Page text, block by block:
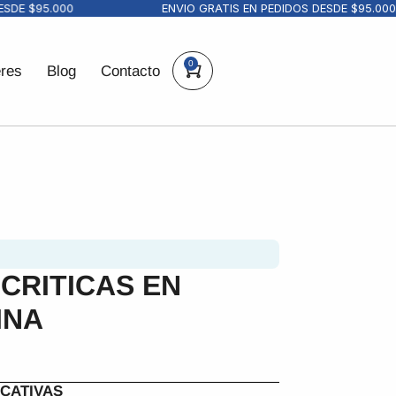
$95.000 ENVIO GRATIS EN PEDIDOS DESDE $95.000
Blog Contacto 0
EN